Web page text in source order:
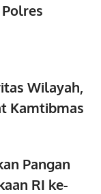
Wilayah,
Kamtibmas
Pangan
RI ke-